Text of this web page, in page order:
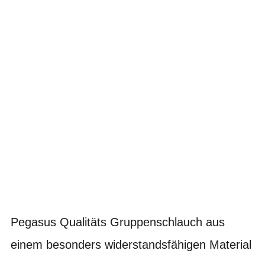
Pegasus Qualitäts Gruppenschlauch aus
einem besonders widerstandsfähigen Material